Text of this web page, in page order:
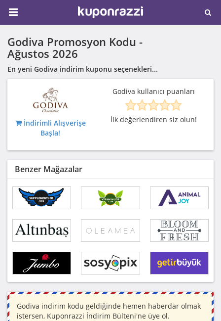
Godiva Promosyon Kodu -
Ağustos 2026
En yeni Godiva indirim kuponu seçenekleri...
İndirimli Alışverişe
Başla!
Godiva kullanıcı puanları
İlk değerlendiren siz olun!
Benzer Mağazalar
Godiva indirim kodu geldiğinde hemen haberdar olmak
istersen, Kuponrazzi İndirim Bülteni'ne üye ol.